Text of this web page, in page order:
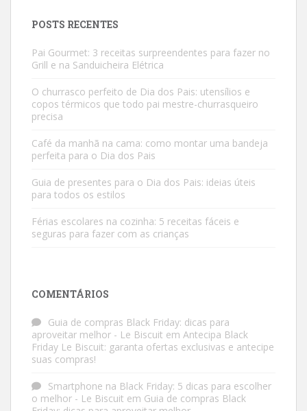
POSTS RECENTES
Pai Gourmet: 3 receitas surpreendentes para fazer no
Grill e na Sanduicheira Elétrica
O churrasco perfeito de Dia dos Pais: utensílios e
copos térmicos que todo pai mestre-churrasqueiro
precisa
Café da manhã na cama: como montar uma bandeja
perfeita para o Dia dos Pais
Guia de presentes para o Dia dos Pais: ideias úteis
para todos os estilos
Férias escolares na cozinha: 5 receitas fáceis e
seguras para fazer com as crianças
COMENTÁRIOS
Guia de compras Black Friday: dicas para
aproveitar melhor - Le Biscuit em Antecipa Black
Friday Le Biscuit: garanta ofertas exclusivas e antecipe
suas compras!
Smartphone na Black Friday: 5 dicas para escolher
o melhor - Le Biscuit em Guia de compras Black